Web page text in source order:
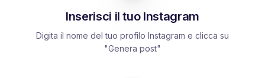
Inserisci il tuo Instagram
Digita il nome del tuo profilo Instagram e clicca su
"Genera post"